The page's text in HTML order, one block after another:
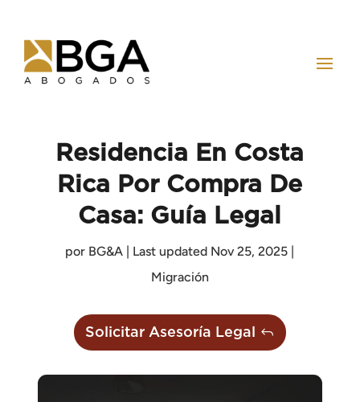
Residencia En Costa
Rica Por Compra De
Casa: Guía Legal
por BG&A | Last updated Nov 25, 2025 |
Migración
Solicitar Asesoría Legal